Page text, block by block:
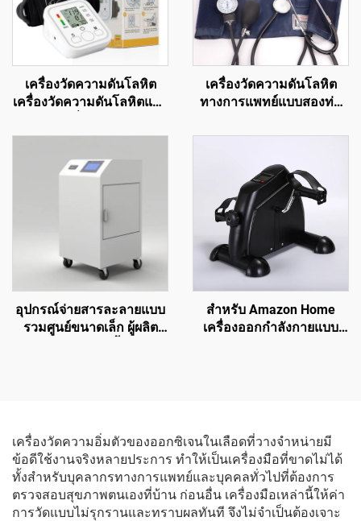
เครื่องวัดความดันโลหิต
เครื่องวัดความดันโลหิตแบบ
เครื่องวัดความดันโลหิตแบบ
เครื่องวัดความดันโลหิต
ทางการแพทย์แบบสองท่อ
อุปกรณ์แบบใช้ไฟฟ้าสายรัด
แขน
อุปกรณ์จ่ายสารละลายแบบ
รวมศูนย์ขนาดเล็ก ผู้ผลิต
สำหรับ Amazon Home
เครื่องออกกำลังกายแบบ
เครื่องวัดความอิ่มตัวของออกซิเจนในเลือดที่วางจำหน่ายมี
ข้อดีใช้งานจริงหลายประการ ทำให้เป็นเครื่องมือที่ขาดไม่ได้
ทั้งสำหรับบุคลากรทางการแพทย์และบุคคลทั่วไปที่ต้องการ
ตรวจสอบสุขภาพตนเองที่บ้าน ก่อนอื่น เครื่องมือเหล่านี้ให้ค่า
การวัดแบบไม่รุกรานและทราบผลทันที จึงไม่จำเป็นต้องเจาะ